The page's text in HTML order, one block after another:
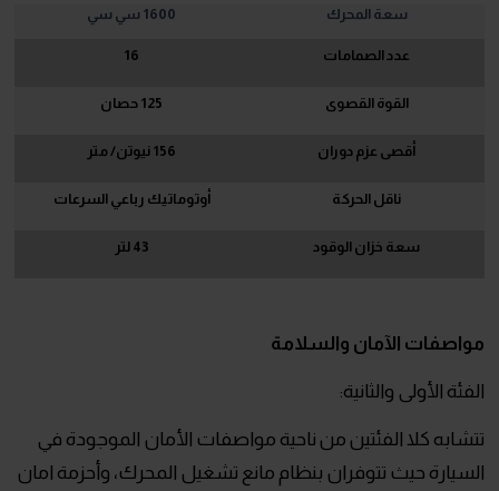
سعة المحرك 1600 سي سي
عدد الصمامات 16
القوة القصوى 125 حصان
أقصى عزم دوران 156 نيوتن/ متر
ناقل الحركة أوتوماتيك رباعي السرعات
سعة خزان الوقود 43 لتر
مواصفات الآمان والسلامة
الفئة الأولى والثانية:
تتشابه كلا الفئتين من ناحية مواصفات الأمان الموجودة في
السيارة حيث تتوفران بنظام مانع تشغيل المحرك، وأحزمة امان